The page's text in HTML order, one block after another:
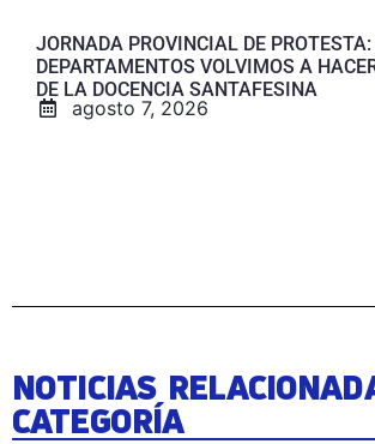
JORNADA PROVINCIAL DE
DEPARTAMENTOS VOLVIMOS A
DE LA DOCENCIA SANTAFESINA
agosto 7, 2026
NOTICIAS
CATEGORÍA